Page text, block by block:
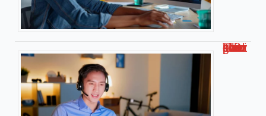
Travailler chez soi pour kiabi : le guide complet !